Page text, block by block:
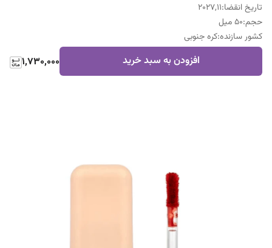
تاریخ انقضا:
2027,11
حجم:50 میل
کشور سازنده:کره جنوبی
1,730,000 افزودن به سبد خرید